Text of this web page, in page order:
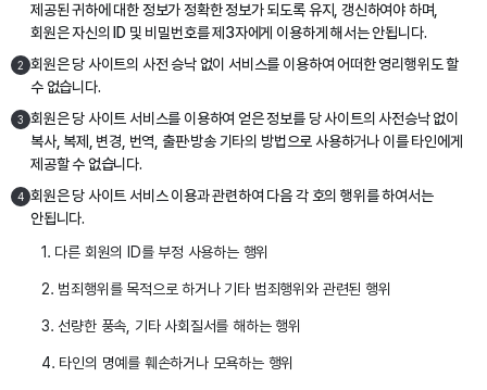
제공된 귀하에 대한 정보가 정확한 정보가 되도록 유지, 갱신하여야 하며,
회원은 자신의 ID 및 비밀번호를 제3자에게 이용하게 해서는 안됩니다.
2 회원은 당 사이트의 사전 승낙 없이 서비스를 이용하여 어떠한 영리행위도 할
수 없습니다.
3 회원은 당 사이트 서비스를 이용하여 얻은 정보를 당 사이트의 사전승낙 없이
복사, 복제, 변경, 번역, 출판·방송 기타의 방법으로 사용하거나 이를 타인에게
제공할 수 없습니다.
4 회원은 당 사이트 서비스 이용과 관련하여 다음 각 호의 행위를 하여서는
안됩니다.
1. 다른 회원의 ID를 부정 사용하는 행위
2. 범죄행위를 목적으로 하거나 기타 범죄행위와 관련된 행위
3. 선량한 풍속, 기타 사회질서를 해하는 행위
4. 타인의 명예를 훼손하거나 모욕하는 행위